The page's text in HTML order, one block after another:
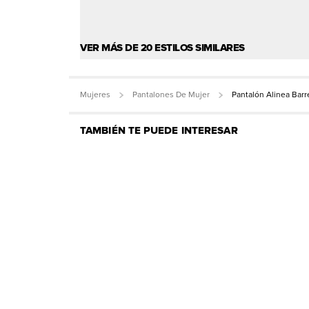
VER MÁS DE 20 ESTILOS SIMILARES
Mujeres Pantalones De Mujer Pantalón Alinea
TAMBIÉN TE PUEDE INTERESAR